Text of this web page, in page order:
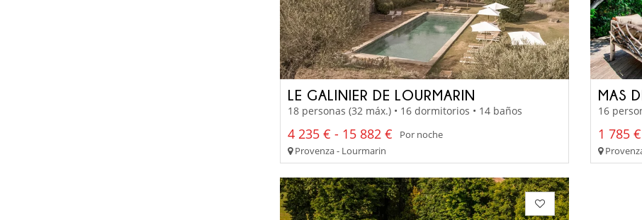
LE GALINIER DE LOURMARIN
18 personas (32 máx.) • 16 dormitorios • 14 baños
4 235 € - 15 882 €
Por noche
Provenza - Lourmarin
MAS
16
1 785